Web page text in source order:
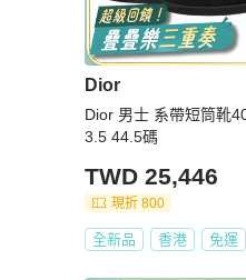
Dior
Dior 男士 系帶短筒靴
3.5 44.5碼
TWD 25,446
現折 800
全新品 香港 免運